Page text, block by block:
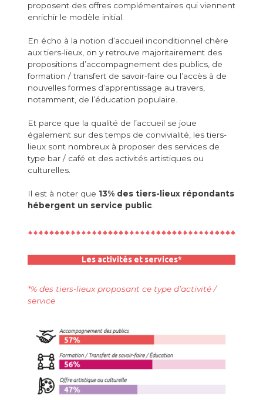
proposent des offres complémentaires qui viennent
enrichir le modèle initial.
En écho à la notion d’accueil inconditionnel chère
aux tiers-lieux, on y retrouve majoritairement des
propositions d’accompagnement des publics, de
formation / transfert de savoir-faire ou l’accès à de
nouvelles formes d’apprentissage au travers,
notamment, de l’éducation populaire.
Et parce que la qualité de l’accueil se joue
également sur des temps de convivialité, les tiers-
lieux sont nombreux à proposer des services de
type bar / café et des activités artistiques ou
culturelles.
Il est à noter que 13% des tiers-lieux répondants
hébergent un service public.
Les activités et services*
*% des tiers-lieux proposant ce type d’activité /
service